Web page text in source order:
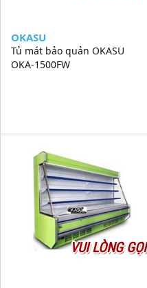
OKASU
Tủ mát bảo quản OKASU
OKA-1500FW
VUI LÒNG GỌI